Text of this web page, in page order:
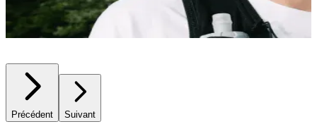
Précédent Suivant